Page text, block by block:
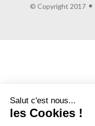
© Copyright 2017
Salut c'est nous...
les Cookies !